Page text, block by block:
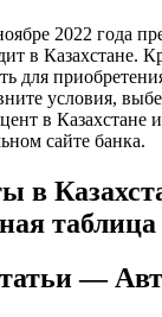
2022 года
в Казахстане.
для
условия,
в Казахстане
сайте банка.
в
таблица
—